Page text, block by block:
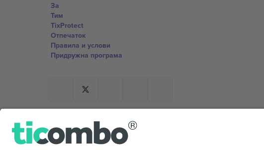
За
Тим
TixProtect
Отпечаток
Правила и услови
Придружна програма
Канцеларии и поддршка